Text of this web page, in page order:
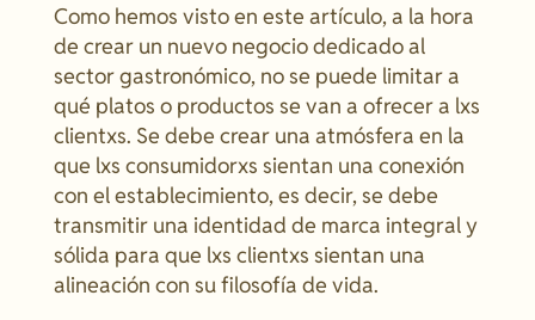
Como hemos visto en este artículo, a la hora
de crear un nuevo negocio dedicado al
sector gastronómico, no se puede limitar a
qué platos o productos se van a ofrecer a lxs
clientxs. Se debe crear una atmósfera en la
que lxs consumidorxs sientan una conexión
con el establecimiento, es decir, se debe
transmitir una identidad de marca integral y
sólida para que lxs clientxs sientan una
alineación con su filosofía de vida.